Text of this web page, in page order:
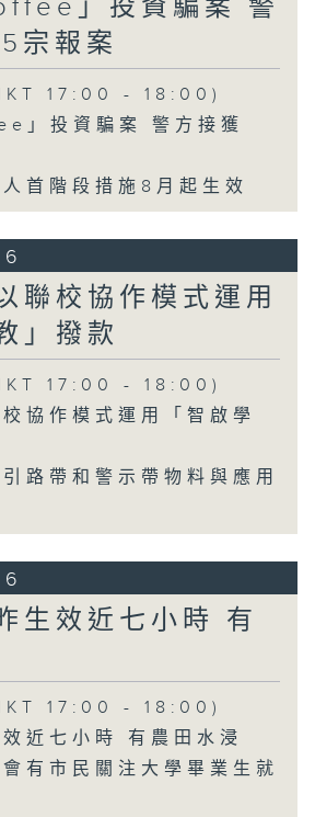
」投資騙案 警
宗報案
17:00 - 18:00)
」投資騙案 警方接獲
首階段措施8月起生效
聯校協作模式運用
」撥款
17:00 - 18:00)
協作模式運用「智啟學
路帶和警示帶物料與應用
生效近七小時 有
17:00 - 18:00)
近七小時 有農田水浸
有市民關注大學畢業生就